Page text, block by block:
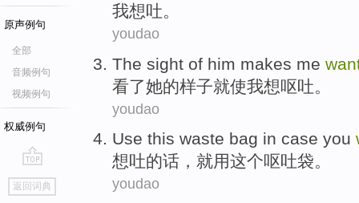
原声例句
全部
音频例句
视频例句
权威例句
go
top
返回词典
我想吐。
youdao
The sight of him makes me
看了她的样子就使我想呕吐。
youdao
Use this waste bag in case you
想吐的话 ，就用这个呕吐袋。
youdao